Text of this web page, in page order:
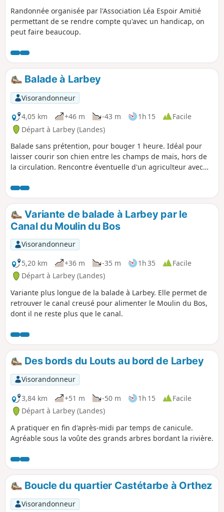
Randonnée organisée par l'Association Léa Espoir Amitié
permettant de se rendre compte qu'avec un handicap, on
peut faire beaucoup.
Balade à Larbey
Visorandonneur
4,05 km
+46 m -43 m 1h 15
Facile
Départ à Larbey (Landes)
Balade sans prétention, pour bouger 1 heure. Idéal pour
laisser courir son chien entre les champs de maïs, hors de
la circulation. Rencontre éventuelle d'un agriculteur avec
Variante de balade à Larbey par le
Canal du Moulin du Bos
Visorandonneur
5,20 km
+36 m -35 m 1h 35
Facile
Départ à Larbey (Landes)
Variante plus longue de la balade à Larbey. Elle permet de
retrouver le canal creusé pour alimenter le Moulin du Bos,
dont il ne reste plus que le canal.
Des bords du Louts au bord de Larbey
Visorandonneur
3,84 km
+51 m -50 m 1h 15
Facile
Départ à Larbey (Landes)
A pratiquer en fin d'après-midi par temps de canicule.
Agréable sous la voûte des grands arbres bordant la rivière.
Boucle du quartier Castétarbe à Orthez
Visorandonneur